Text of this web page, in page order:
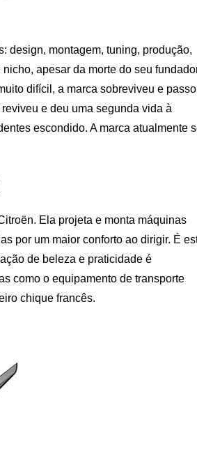
design, montagem, tuning, produção,
apesar da morte do seu
difícil, a marca sobreviveu e
e deu uma segunda vida à
escondido. A marca atualmente
Ela projeta e monta máquinas
por um maior conforto ao dirigir. É
de beleza e praticidade é
como o equipamento de transporte
chique francês.